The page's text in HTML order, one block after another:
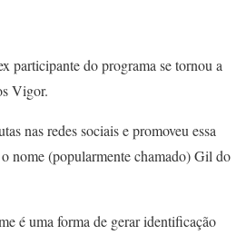
participante do programa se tornou a
Vigor.
nas redes sociais e promoveu essa
nome (popularmente chamado) Gil do
é uma forma de gerar identificação